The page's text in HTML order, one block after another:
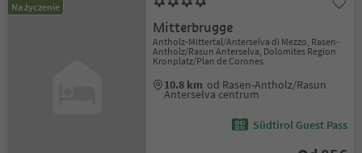
Na życzenie
Mitterbrugge
Antholz-Mittertal/Anterselva di Mezzo, Rasen-
Antholz/Rasun Anterselva, Dolomites Region
Kronplatz/Plan de Corones
10.8 km od Rasen-Antholz/Rasun
Anterselva centrum
Südtirol Guest Pass